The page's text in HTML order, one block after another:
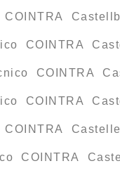
COINTRA
COINTRA
COINTRA
COINTRA
COINTRA